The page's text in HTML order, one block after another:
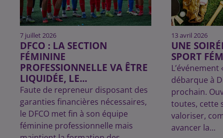
7 juillet 2026
DFCO : LA SECTION
FÉMININE
PROFESSIONNELLE VA ÊTRE
LIQUIDÉE, LE...
Faute de repreneur disposant des
garanties financières nécessaires,
le DFCO met fin à son équipe
féminine professionnelle mais
13 avril 2026
UNE
SPORT
L’événement
débarque à
prochain.
toutes, cette
valoriser,
avancer la...